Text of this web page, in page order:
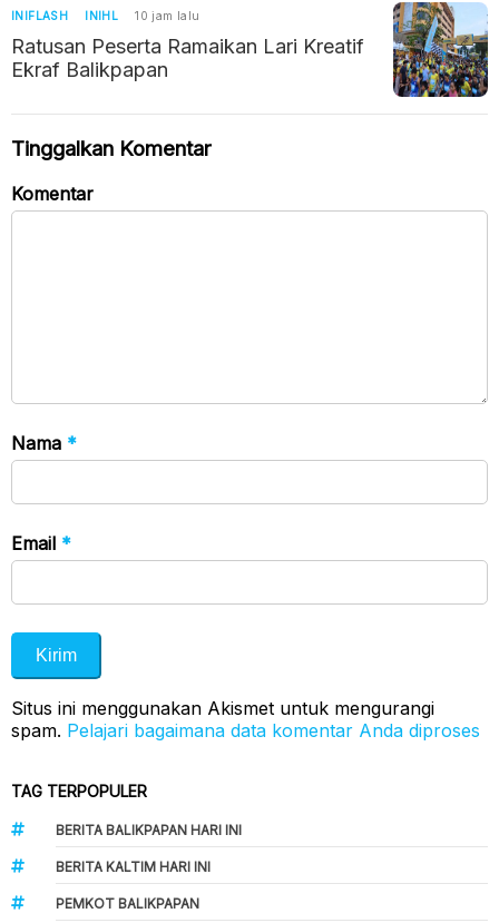
INIFLASH INIHL 10 jam lalu
Ratusan Peserta Ramaikan Lari Kreatif
Ekraf Balikpapan
Tinggalkan Komentar
Komentar
Nama *
Email *
Situs ini menggunakan Akismet untuk mengurangi
spam. Pelajari bagaimana data komentar Anda diproses
TAG TERPOPULER
BERITA BALIKPAPAN HARI INI
BERITA KALTIM HARI INI
PEMKOT BALIKPAPAN